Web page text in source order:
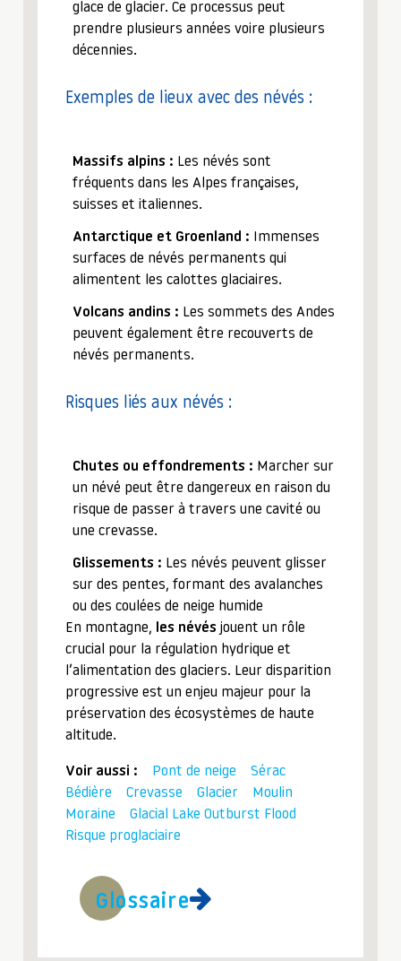
glace de glacier. Ce processus peut
prendre plusieurs années voire plusieurs
décennies.
Exemples de lieux avec des névés :
Massifs alpins : Les névés sont
fréquents dans les Alpes françaises,
suisses et italiennes.
Antarctique et Groenland : Immenses
surfaces de névés permanents qui
alimentent les calottes glaciaires.
Volcans andins : Les sommets des Andes
peuvent également être recouverts de
névés permanents.
Risques liés aux névés :
Chutes ou effondrements : Marcher sur
un névé peut être dangereux en raison du
risque de passer à travers une cavité ou
une crevasse.
Glissements : Les névés peuvent glisser
sur des pentes, formant des avalanches
ou des coulées de neige humide
En montagne, les névés jouent un rôle
crucial pour la régulation hydrique et
l’alimentation des glaciers. Leur disparition
progressive est un enjeu majeur pour la
préservation des écosystèmes de haute
altitude.
Voir aussi : Pont de neige
Sérac
Bédière
Crevasse Glacier
Moulin
Moraine
Glacial Lake Outburst Flood
Risque proglaciaire
Glossaire